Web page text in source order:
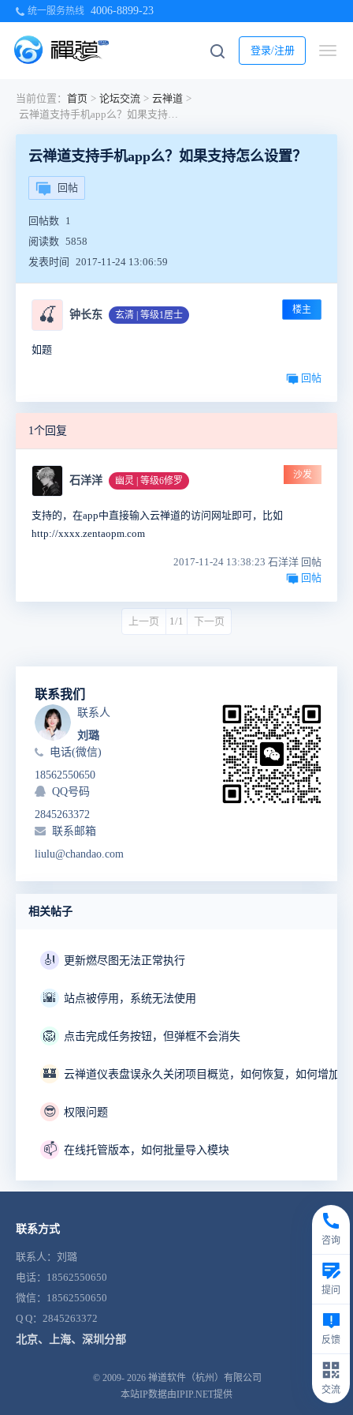
统一服务热线 4006-8899-23
登录/注册
当前位置： 首页 > 论坛交流 > 云禅道 >
云禅道支持手机app么？如果支持怎么设置？
云禅道支持手机app么？如果支持怎么设置？
回帖
回帖数 1
阅读数 5858
发表时间
2017-11-24 13:06:59
🍒 钟长东 玄清 | 等级1居士 楼主
如题
回帖
1个回复
石洋洋 幽灵 | 等级6修罗
沙发
支持的，在app中直接输入云禅道的访问网址即可，比如
http://xxxx.zentaopm.com
2017-11-24 13:38:23 石洋洋 回帖
回帖
上一页 1/1 下一页
联系我们
联系人
刘璐
电话(微信)
18562550650
QQ号码
2845263372
联系邮箱
liulu@chandao.com
相关帖子
🎻 更新燃尽图无法正常执行
🌇 站点被停用，系统无法使用
🦁 点击完成任务按钮，但弹框不会消失
🏰
😎 权限问题
📫 在线托管版本，如何批量导入模块
联系方式
联系人：刘璐
电话：18562550650
微信：18562550650
Q Q：2845263372
北京、上海、深圳分部
© 2009- 2026 禅道软件（杭州）有限公司
本站IP数据由IPIP.NET提供
咨询
提问
反馈
交流